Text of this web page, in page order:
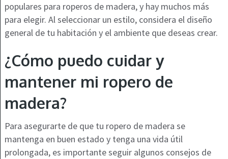
populares para roperos de madera, y hay muchos más
para elegir. Al seleccionar un estilo, considera el diseño
general de tu habitación y el ambiente que deseas crear.
¿Cómo puedo cuidar y
mantener mi ropero de
madera?
Para asegurarte de que tu ropero de madera se
mantenga en buen estado y tenga una vida útil
prolongada, es importante seguir algunos consejos de